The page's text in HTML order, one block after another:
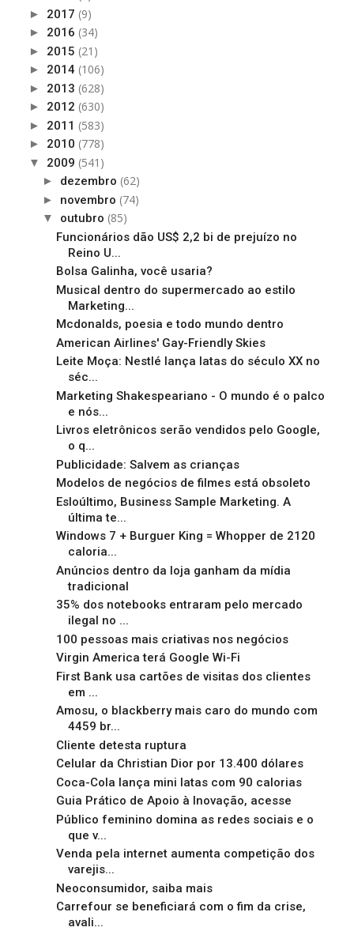
► 2017 (9)
► 2016 (34)
► 2015 (21)
► 2014 (106)
► 2013 (628)
► 2012 (630)
► 2011 (583)
► 2010 (778)
▼ 2009 (541)
► dezembro (62)
► novembro (74)
▼ outubro (85)
Funcionários dão US$ 2,2 bi de prejuízo no
Reino U...
Bolsa Galinha, você usaria?
Musical dentro do supermercado ao estilo
Marketing...
Mcdonalds, poesia e todo mundo dentro
American Airlines' Gay-Friendly Skies
Leite Moça: Nestlé lança latas do século XX no
séc...
Marketing Shakespeariano - O mundo é o palco
e nós...
Livros eletrônicos serão vendidos pelo Google,
o q...
Publicidade: Salvem as crianças
Modelos de negócios de filmes está obsoleto
Esloúltimo, Business Sample Marketing. A
última te...
Windows 7 + Burguer King = Whopper de 2120
caloria...
Anúncios dentro da loja ganham da mídia
tradicional
35% dos notebooks entraram pelo mercado
ilegal no ...
100 pessoas mais criativas nos negócios
Virgin America terá Google Wi-Fi
First Bank usa cartões de visitas dos clientes
em ...
Amosu, o blackberry mais caro do mundo com
4459 br...
Cliente detesta ruptura
Celular da Christian Dior por 13.400 dólares
Coca-Cola lança mini latas com 90 calorias
Guia Prático de Apoio à Inovação, acesse
Público feminino domina as redes sociais e o
que v...
Venda pela internet aumenta competição dos
varejis...
Neoconsumidor, saiba mais
Carrefour se beneficiará com o fim da crise,
avali...